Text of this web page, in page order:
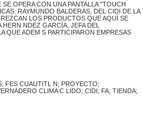
OPERA CON UNA PANTALLA "TOUCH
RAYMUNDO BALDERAS, DEL CIDI DE LA
LOS PRODUCTOS QUE AQUÍ SE
NDEZ GARCÍA, JEFA DEL
QUE ADEM S PARTICIPARON EMPRESAS
FES CUAUTITL N; PROYECTO;
CLIMA C LIDO; CIDI; FA; TIENDA;